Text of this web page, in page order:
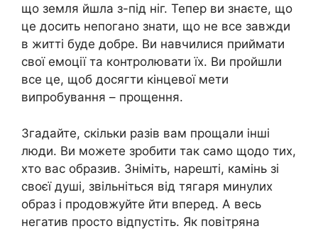
що земля йшла з-під ніг. Тепер ви знаєте, що
це досить непогано знати, що не все завжди
в житті буде добре. Ви навчилися приймати
свої емоції та контролювати їх. Ви пройшли
все це, щоб досягти кінцевої мети
випробування – прощення.
Згадайте, скільки разів вам прощали інші
люди. Ви можете зробити так само щодо тих,
хто вас образив. Зніміть, нарешті, камінь зі
своєї душі, звільніться від тягаря минулих
образ і продовжуйте йти вперед. А весь
негатив просто відпустіть. Як повітряна